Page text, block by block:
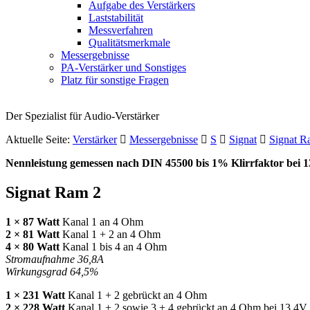
Aufgabe des Verstärkers
Laststabilität
Messverfahren
Qualitätsmerkmale
Messergebnisse
PA-Verstärker und Sonstiges
Platz für sonstige Fragen
Der Spezialist für Audio-Verstärker
Aktuelle Seite: Verstärker Messergebnisse S Signat
Signat
Nennleistung gemessen nach DIN 45500 bis 1% Klirrfaktor bei
Signat Ram 2
1 × 87 Watt Kanal 1 an 4 Ohm
2 × 81 Watt Kanal 1 + 2 an 4 Ohm
4 × 80 Watt Kanal 1 bis 4 an 4 Ohm
Stromaufnahme 36,8A
Wirkungsgrad 64,5%
1 × 231 Watt Kanal 1 + 2 gebrückt an 4 Ohm
2 × 228 Watt Kanal 1 + 2 sowie 3 + 4 gebrückt an 4 Ohm bei 13,4V